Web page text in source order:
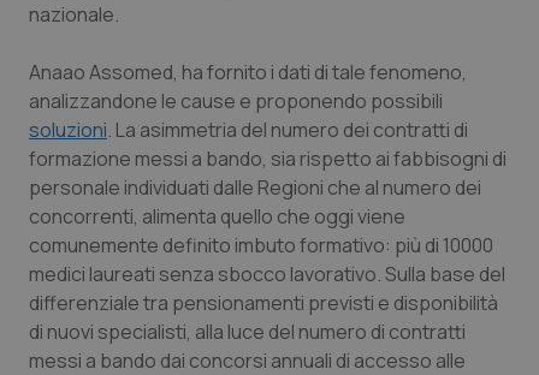
Molise
Piemonte
Provincia Autonoma di Bolzano
Provincia Autonoma di Trento
Puglia
Epatiti
HIV
Infezioni & Febbre
Ipertensione & Scompenso
Malattie rare
nazionale.
Anaao Assomed, ha fornito i dati di tale fenomeno,
analizzandone le cause e proponendo possibili
soluzioni. La asimmetria del numero dei contratti di
formazione messi a bando, sia rispetto ai fabbisogni di
personale individuati dalle Regioni che al numero dei
concorrenti, alimenta quello che oggi viene
comunemente definito imbuto formativo: più di 10000
medici laureati senza sbocco lavorativo. Sulla base del
differenziale tra pensionamenti previsti e disponibilità
di nuovi specialisti, alla luce del numero di contratti
messi a bando dai concorsi annuali di accesso alle